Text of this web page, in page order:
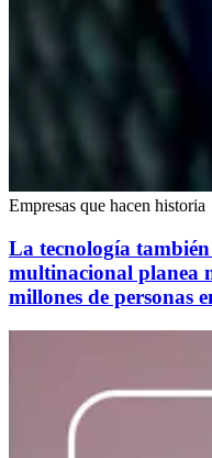
Empresas que hacen historia
La tecnología también
multinacional planea
millones de personas